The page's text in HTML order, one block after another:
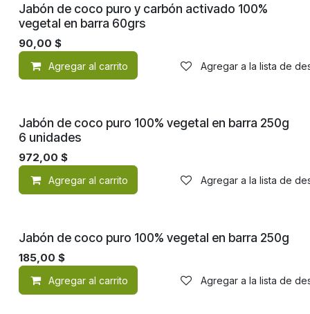
Jabón de coco puro y carbón activado 100%
vegetal en barra 60grs
90,00 $
Agregar al carrito Agregar a la lista de
Jabón de coco puro 100% vegetal en barra 250g
6 unidades
972,00 $
Agregar al carrito Agregar a la lista de
Jabón de coco puro 100% vegetal en barra 250g
185,00 $
Agregar al carrito Agregar a la lista de